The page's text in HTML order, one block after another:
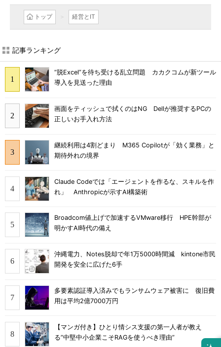
トップ 経営とIT
記事ランキング
“脱Excel”を待ち受ける乱立問題 カカクコムが新ツール
導入を見送った理由
画面をティッシュで拭くのはNG Dellが推奨するPCの
正しいお手入れ方法
継続利用は4割どまり M365 Copilotが「効く業務」と
期待外れの境界
Claude Codeでは「エージェントを作るな、スキルを作
れ」 Anthropicが示すAI構築術
Broadcom値上げで加速するVMware移行 HPE幹部が
明かすAI時代の備え
沖縄電力、Notes脱却で年1万5000時間減 kintone市民
開発を安全に広げた6手
多要素認証導入済みでもランサムウェア被害に 復旧費
用は平均2億7000万円
【マンガ付き】ひとり情シス支援の第一人者が教え
る”中堅中小企業こそRAGを使うべき理由”